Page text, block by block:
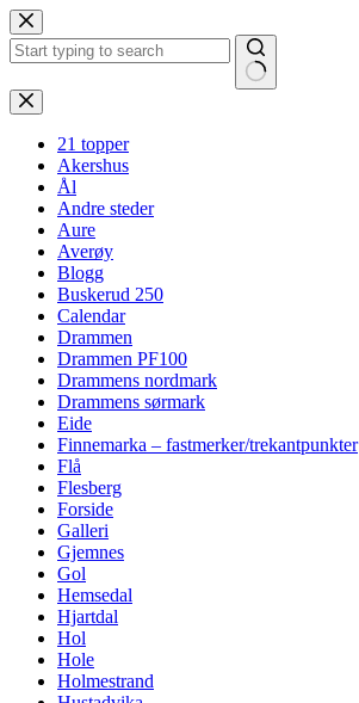
Hopp
til
innholdet
Ingen
resultater
21 topper
Akershus
Ål
Andre steder
Aure
Averøy
Blogg
Buskerud 250
Calendar
Drammen
Drammen PF100
Drammens nordmark
Drammens sørmark
Eide
Finnemarka – fastmerker/trekantpunkter
Flå
Flesberg
Forside
Galleri
Gjemnes
Gol
Hemsedal
Hjartdal
Hol
Hole
Holmestrand